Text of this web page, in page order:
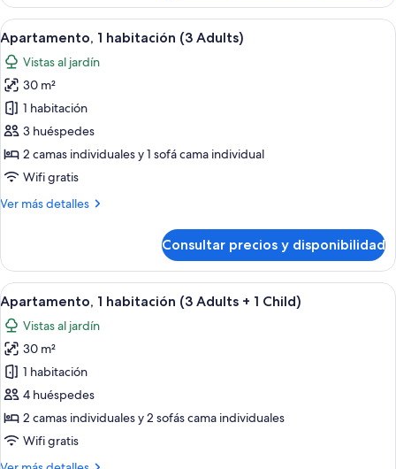
Children)
habitación
(2
Adults
+
2
Children)
Abrir
todas
las
fotos
de
Apartamento,
1
habitación
Adults)
Un balcón con mesa y sillas, un
6
Apartamento, 1 habitación (3 Adults)
Vistas al jardín
30 m²
1 habitación
3 huéspedes
2 camas individuales y 1 sofá cama individual
Wifi gratis
Ver más detalles
Más
1
habitación
(3
Adults)
Consultar precios y disponibilidad
Abrir
todas
las
fotos
de
Apartamento,
1
habitación
Un balcón con mesa y sillas, un
6
Apartamento, 1 habitación (3 Adults + 1 Child)
Vistas al jardín
30 m²
1 habitación
4 huéspedes
2 camas individuales y 2 sofás cama individuales
Wifi gratis